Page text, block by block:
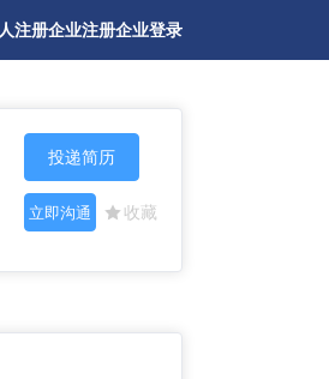
注册企业注册企业登录
投递简历
立即沟通 收藏